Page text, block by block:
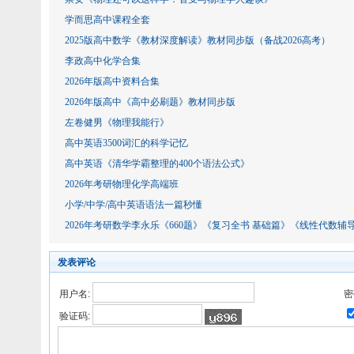
学而思高中课程全套
2025版高中数学《教材深度解读》教材同步版（备战2026高考）
李政高中化学合集
2026年版高中资料合集
2026年版高中《高中必刷题》教材同步版
左卷健男《物理我能行》
高中英语3500词汇的科学记忆
高中英语《清华学霸整理的400个语法公式》
2026年考研物理化学高端班
小学/中学/高中英语语法一篇秒懂
2026年考研数学李永乐《660题》《复习全书 基础篇》《线性代数辅
发表评论
用户名:
验证码: